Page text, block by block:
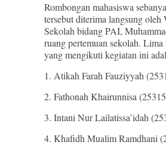
Rombongan mahasiswa
tersebut diterima langsung oleh
Sekolah bidang PAI,
ruang pertemuan sekolah. Lima
yang mengikuti kegiatan ini
1. Atikah Farah Fauziyyah
2. Fathonah Khairunnisa
3. Intani Nur Lailatissa’idah
4. Khafidh Mualim Ramdhani